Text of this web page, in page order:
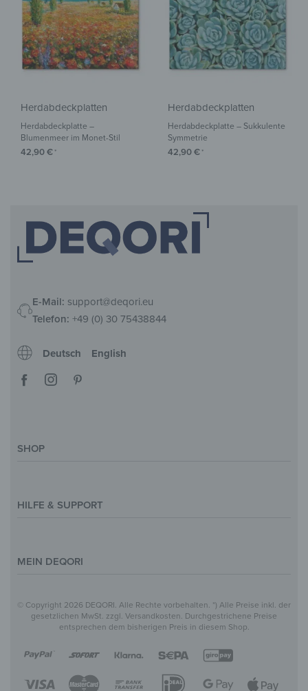
Herdabdeckplatten
Herdabdeckplatte –
Blumenmeer im Monet-Stil
42,90€ *
Herdabdeckplatten
Herdabdeckplatte – Sukkulente
Symmetrie
42,90€ *
E-Mail: support@deqori.eu
Telefon: +49 (0) 30 75438844
Deutsch English
SHOP
Motive & Themenwelt
HILFE & SUPPORT
Hilfe & FAQ
Vertrag widerrufen
MEIN DEQORI
Über Uns
Datenschutz
Widerrufsbelehrung
© Copyright 2026 DEQORI. Alle Rechte vorbehalten. *) Alle Preise inkl. der
gesetzlichen MwSt. zzgl. Versandkosten. Durchgestrichene Preise
entsprechen dem bisherigen Preis in diesem Shop.